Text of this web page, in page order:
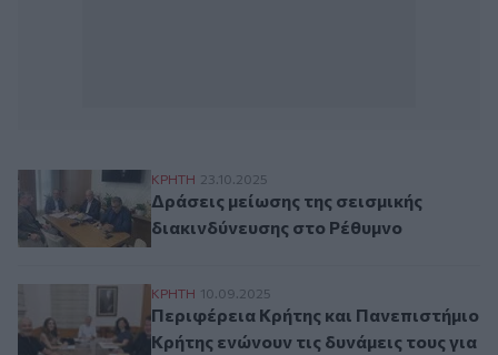
Δράσεις μείωσης της σεισμικής
ΚΡΗΤΗ 23.10.2025
Δράσεις μείωσης της σεισμικής
διακινδύνευσης στο Ρέθυμνο
Περιφέρεια Κρήτης και Πανεπιστήμιο
ΚΡΗΤΗ 10.09.2025
Περιφέρεια Κρήτης και Πανεπιστήμιο
Κρήτης ενώνουν τις δυνάμεις τους για